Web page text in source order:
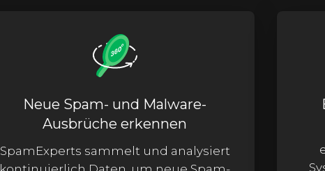
Neue Spam- und Malware-
Ausbrüche erkennen
SpamExperts sammelt und analysiert